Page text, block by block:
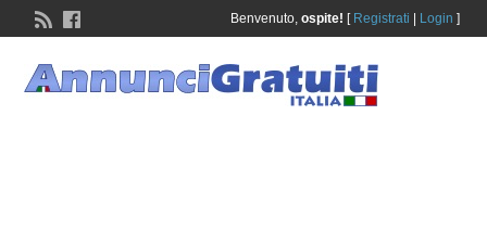
Benvenuto, ospite! [ Registrati Login ]